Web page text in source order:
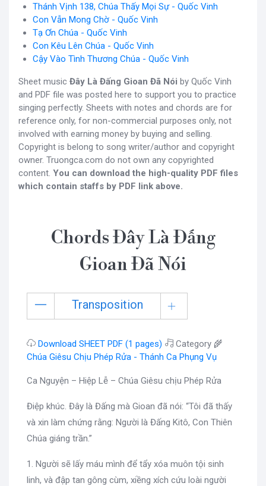
Thánh Vịnh 138, Chúa Thấy Mọi Sự - Quốc Vinh
Con Vẫn Mong Chờ - Quốc Vinh
Tạ Ơn Chúa - Quốc Vinh
Con Kêu Lên Chúa - Quốc Vinh
Cậy Vào Tình Thương Chúa - Quốc Vinh
Sheet music Đây Là Đấng Gioan Đã Nói by Quốc Vinh
and PDF file was posted here to support you to practice
singing perfectly. Sheets with notes and chords are for
reference only, for non-commercial purposes only, not
involved with earning money by buying and selling.
Copyright is belong to song writer/author and copyright
owner. Truongca.com do not own any copyrighted
content. You can download the high-quality PDF files
which contain staffs by PDF link above.
Chords Đây Là Đấng
Gioan Đã Nói
Transposition
Download SHEET PDF (1 pages)
Category 🌾
Chúa Giêsu Chịu Phép Rửa - Thánh Ca Phụng Vụ
Ca Nguyện – Hiệp Lễ – Chúa Giêsu chịu Phép Rửa
Điệp khúc. Đây là Đấng mà Gioan đã nói: “Tôi đã thấy
và xin làm chứng rằng: Người là Đấng Kitô, Con Thiên
Chúa giáng trần.”
1. Người sẽ lấy máu mình để tẩy xóa muôn tội sinh
linh, và đập tan gông cùm, xiềng xích cứu loài người